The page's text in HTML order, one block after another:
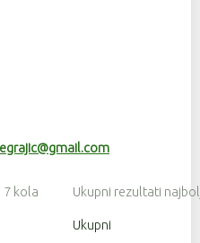
7 kola Ukupni rezultati
Ukupni